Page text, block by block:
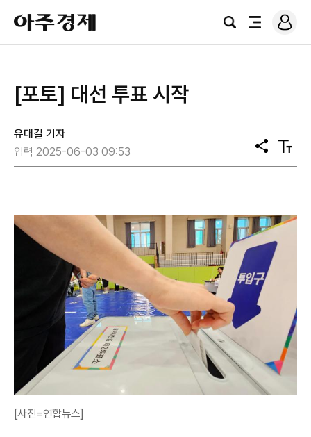
아
주
경
검
전
로
그
[포토] 대선 투표 시작
유대길 기자
입력 2025-06-03 09:53
공
유
텍
스
[사진=연합뉴스]